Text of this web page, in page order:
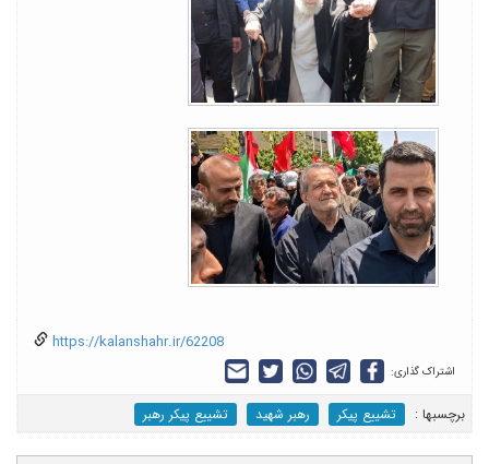
https://kalanshahr.ir/62208
اشتراک گذاری:
برچسب‎ها : تشییع پیکر رهبر شهید تشییع پیکر رهبر